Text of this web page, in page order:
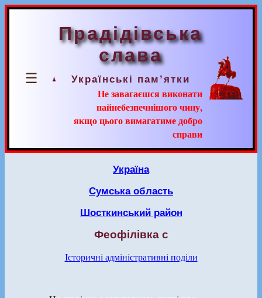
☰
Прадідівська
слава
Українські пам’ятки
Не завагаєшся виконати
найнебезпечнішого чину,
якщо цього вимагатиме добро
справи
Україна
Сумська область
Шосткинський район
Феофілівка с
Історичні адміністративні поділи